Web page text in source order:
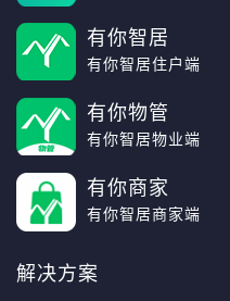
有你智居
有你智居住户端
有你物管
有你智居物业端
有你商家
有你智居商家端
解决方案